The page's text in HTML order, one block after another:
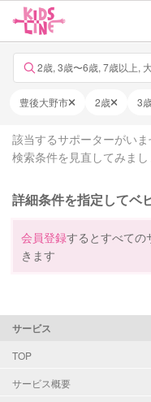
2歳, 3歳〜6歳, 7歳以上,
豊後大野市 2歳 3
該当するサポーターがいま
検索条件を見直してみまし
詳細条件を指定してベ
会員登録するとすべての
きます
サービス
TOP
サービス概要